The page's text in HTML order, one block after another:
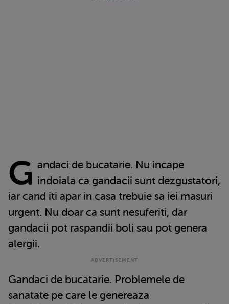
G andaci de bucatarie. Nu incape
indoiala ca gandacii sunt dezgustatori,
iar cand iti apar in casa trebuie sa iei masuri
urgent. Nu doar ca sunt nesuferiti, dar
gandacii pot raspandii boli sau pot genera
alergii.
Gandaci de bucatarie. Problemele de
sanatate pe care le genereaza